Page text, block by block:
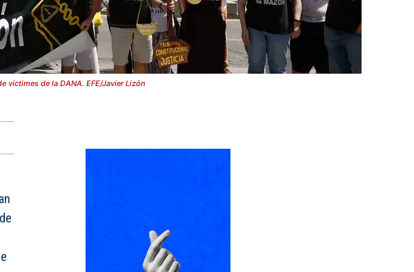
víctimes de la DANA. EFE/Javier Lizón